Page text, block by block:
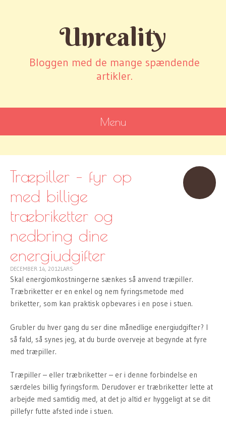
Unreality
Bloggen med de mange spændende
artikler.
Menu
CONTENT
Træpiller – fyr op
med billige
træbriketter og
nedbring dine
energiudgifter
DECEMBER 14, 2012LARS
Skal energiomkostningerne sænkes så anvend træpiller.
Træbriketter er en enkel og nem fyringsmetode med
briketter, som kan praktisk opbevares i en pose i stuen.
Grubler du hver gang du ser dine månedlige energiudgifter? I
så fald, så synes jeg, at du burde overveje at begynde at fyre
med træpiller.
Træpiller – eller træbriketter – er i denne forbindelse en
særdeles billig fyringsform. Derudover er træbriketter lette at
arbejde med samtidig med, at det jo altid er hyggeligt at se dit
pillefyr futte afsted inde i stuen.